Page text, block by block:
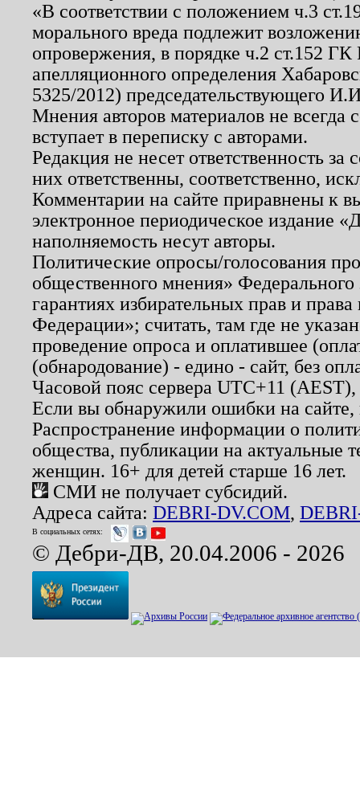
«В соответствии с положением ч.3
морального вреда подлежит
опровержения, в порядке ч.2 ст.152
апелляционного определения
5325/2012) председательствующего
Мнения авторов материалов не
вступает в переписку с авторами.
Редакция не несет ответственность
них ответственны, соответственно,
Комментарии на сайте приравнены к
электронное периодическое издание
наполняемость несут авторы.
Политические опросы/голосования
общественного мнения»
гарантиях избирательных прав и
Федерации»; считать, там где не
проведение опроса и оплатившее
(обнародование) - едино - сайт, без
Часовой пояс сервера UTC+11
Если вы обнаружили ошибки на
Распространение информации о
общества, публикации на актуальные
женщин. 16+ для детей старше 16 лет.
СМИ не получает субсидий.
Адреса сайта: DEBRI-DV.COM,
В социальных сетях:
© Дебри-ДВ, 20.04.2006 - 2026